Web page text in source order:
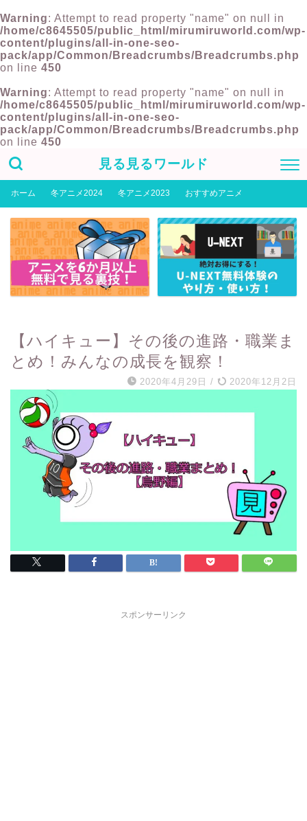
Warning: Attempt to read property "name" on null in
/home/c8645505/public_html/mirumiruworld.com/wp-
content/plugins/all-in-one-seo-
pack/app/Common/Breadcrumbs/Breadcrumbs.php
on line 450
Warning: Attempt to read property "name" on null in
/home/c8645505/public_html/mirumiruworld.com/wp-
content/plugins/all-in-one-seo-
pack/app/Common/Breadcrumbs/Breadcrumbs.php
on line 450
見る見るワールド
ホーム 冬アニメ2024 冬アニメ2023 おすすめアニメ
【ハイキュー】その後の進路・職業ま
とめ！みんなの成長を観察！
2020年4月29日 / 2020年12月2日
スポンサーリンク